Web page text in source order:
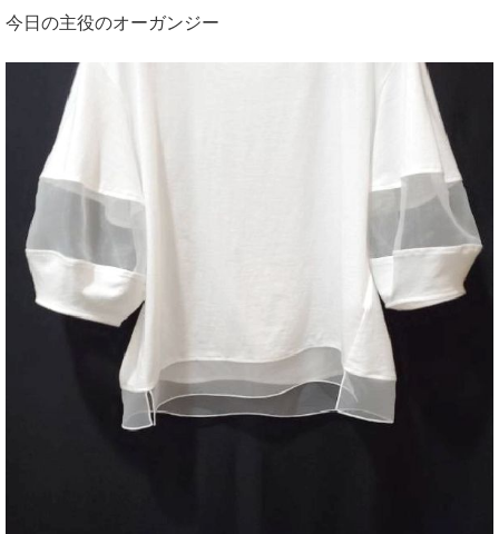
今日の主役のオーガンジー